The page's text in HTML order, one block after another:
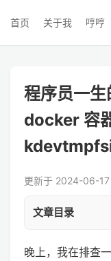
首页 关于我 哼哼
程序员一
docker 容
更新于 2024-06-
文章目录
晚上，我在排查